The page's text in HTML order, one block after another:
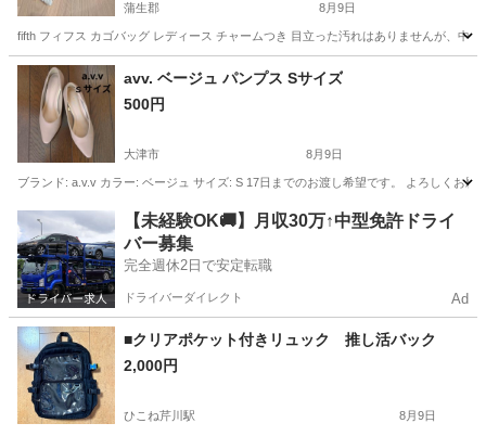
蒲生郡 8月9日
fifth フィフス カゴバッグ レディース チャームつき 目立った汚れはありませんが、中
滋賀 蒲生郡 バッグ
avv. ベージュ パンプス Sサイズ
500円
大津市 8月9日
ブランド: a.v.v カラー: ベージュ サイズ: S 17日までのお渡し希望です。 よろしくお願
大津市 靴
【未経験OK🚚】月収30万↑中型免許ドライ
バー募集
完全週休2日で安定転職
ドライバーダイレクト Ad
■クリアポケット付きリュック 推し活バック
2,000円
ひこね芹川駅 8月9日